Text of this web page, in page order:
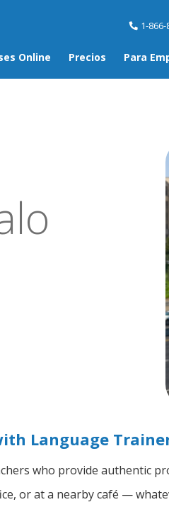
1-
Online Precios Para
Language
who provide authentic
or at a nearby café —